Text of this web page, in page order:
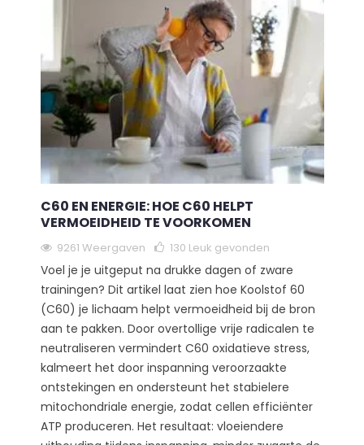
C60 EN ENERGIE: HOE C60 HELPT
VERMOEIDHEID TE VOORKOMEN
9261 Weergaven 130 Leuk gevonden
Voel je je uitgeput na drukke dagen of zware
trainingen? Dit artikel laat zien hoe Koolstof 60
(C60) je lichaam helpt vermoeidheid bij de bron
aan te pakken. Door overtollige vrije radicalen te
neutraliseren vermindert C60 oxidatieve stress,
kalmeert het door inspanning veroorzaakte
ontstekingen en ondersteunt het stabielere
mitochondriale energie, zodat cellen efficiënter
ATP produceren. Het resultaat: vloeiendere